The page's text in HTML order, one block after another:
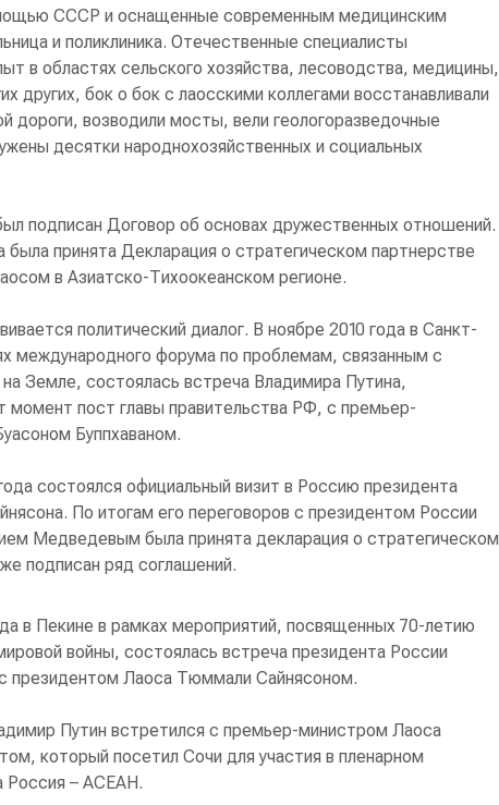
СССР и оснащенные современным медицинским
и поликлиника. Отечественные специалисты
в областях сельского хозяйства, лесоводства, медицины,
других, бок о бок с лаосскими коллегами восстанавливали
дороги, возводили мосты, вели геологоразведочные
десятки народнохозяйственных и социальных
подписан Договор об основах дружественных отношений.
была принята Декларация о стратегическом партнерстве
в Азиатско-Тихоокеанском регионе.
политический диалог. В ноябре 2010 года в Санкт-
международного форума по проблемам, связанным с
Земле, состоялась встреча Владимира Путина,
момент пост главы правительства РФ, с премьер-
Буппхаваном.
состоялся официальный визит в Россию президента
По итогам его переговоров с президентом России
Медведевым была принята декларация о стратегическом
подписан ряд соглашений.
в Пекине в рамках мероприятий, посвященных 70-летию
войны, состоялась встреча президента России
президентом Лаоса Тюммали Сайнясоном.
Путин встретился с премьер-министром Лаоса
который посетил Сочи для участия в пленарном
Россия – АСЕАН.